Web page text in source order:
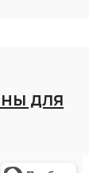
для